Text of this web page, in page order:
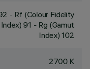
- Rf (Colour Fidelity
Index) 91 - Rg (Gamut
Index) 102
2700 K